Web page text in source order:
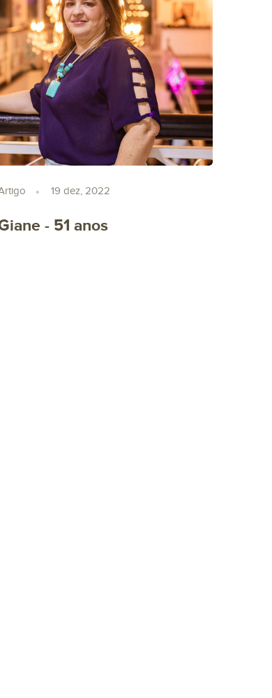
19 dez, 2022
- 51 anos